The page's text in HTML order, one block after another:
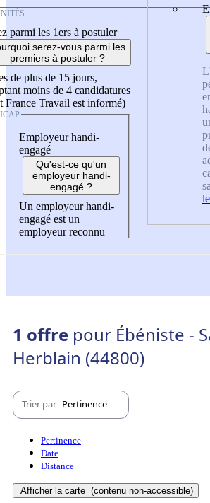
parmi les 1ers à postuler
serez-vous parmi les
premiers à postuler ?
de plus de 15 jours,
moins de 4 candidatures
France Travail est informé)
Employeur handi-
engagé
Qu'est-ce qu'un
employeur handi-
engagé ?
Un employeur handi-
engagé est un
employeur reconnu
1 offre pour Ébéniste -
Herblain (44800)
Trier par Pertinence
Pertinence
Date
Distance
Afficher la carte (contenu non-accessible)